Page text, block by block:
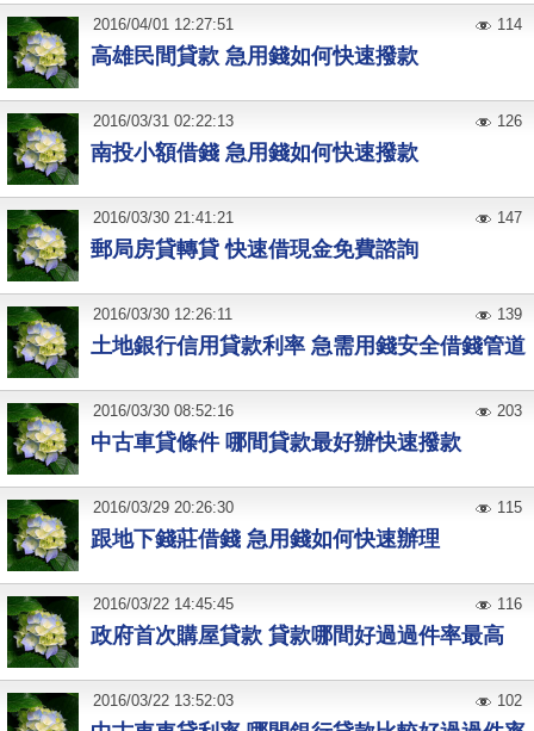
高雄民間貸款 急用錢如何快速撥款
2016/04/01 12:27:51 114
南投小額借錢 急用錢如何快速撥款
2016/03/31 02:22:13 126
郵局房貸轉貸 快速借現金免費諮詢
2016/03/30 21:41:21 147
土地銀行信用貸款利率 急需用錢安全借錢管道
2016/03/30 12:26:11 139
中古車貸條件 哪間貸款最好辦快速撥款
2016/03/30 08:52:16 203
跟地下錢莊借錢 急用錢如何快速辦理
2016/03/29 20:26:30 115
政府首次購屋貸款 貸款哪間好過過件率最高
2016/03/22 14:45:45 116
2016/03/22 13:52:03 102